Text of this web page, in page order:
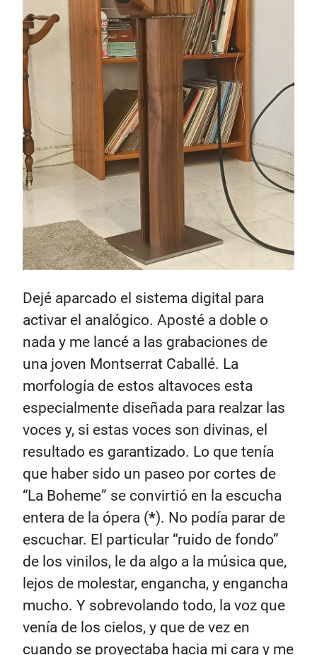
Dejé aparcado el sistema digital para
activar el analógico. Aposté a doble o
nada y me lancé a las grabaciones de
una joven Montserrat Caballé. La
morfología de estos altavoces esta
especialmente diseñada para realzar las
voces y, si estas voces son divinas, el
resultado es garantizado. Lo que tenía
que haber sido un paseo por cortes de
“La Boheme” se convirtió en la escucha
entera de la ópera (*). No podía parar de
escuchar. El particular “ruido de fondo”
de los vinilos, le da algo a la música que,
lejos de molestar, engancha, y engancha
mucho. Y sobrevolando todo, la voz que
venía de los cielos, y que de vez en
cuando se proyectaba hacia mi cara y me